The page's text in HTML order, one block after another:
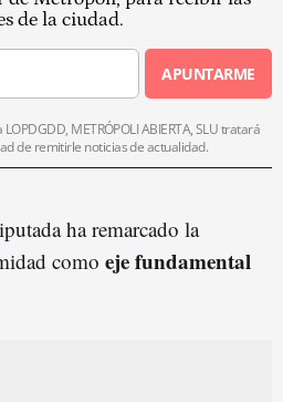
de la ciudad.
APUNTARME
METRÓPOLI ABIERTA, SLU tratará
de remitirle noticias de actualidad.
ha remarcado la
como eje fundamental